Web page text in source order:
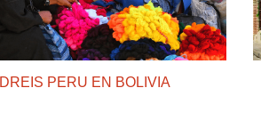
PERU EN BOLIVIA